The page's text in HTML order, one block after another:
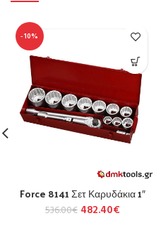
-10%
Force 8141 Σετ Καρυδάκια 1″
536.00€ 482.40€